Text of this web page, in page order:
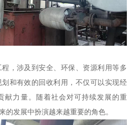
，涉及到安全、环保、资源利用等多
和有效的回收利用，不仅可以实现经
献力量。随着社会对可持续发展的重
的发展中扮演越来越重要的角色。